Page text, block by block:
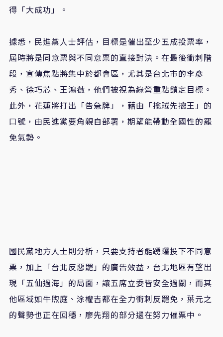
得「大成功」。
據悉，民進黨人士評估，目標是催出至少五成投票率，
屆時將是同意票與不同意票的直接對決。在最後衝刺階
段，宣傳焦點將集中於都會區，尤其是台北市的李彥
秀、徐巧芯、王鴻薇，他們被視為綠營重點鎖定目標。
此外，花蓮將打出「告急牌」，藉由「擒賊先擒王」的
口號，由民進黨要角親自部署，期望能帶動全國性的罷
免氣勢。
國民黨地方人士則分析，只要支持者能踴躍投下不同意
票，加上「台北反惡罷」的廣告效益，台北地區有望出
現「五仙過海」的局面，讓五席立委皆安全過關，而其
他區域如牛煦庭、涂權吉都在全力衝刺反罷免，葉元之
的聲勢也正在回穩，廖先翔的部分還在努力催票中。